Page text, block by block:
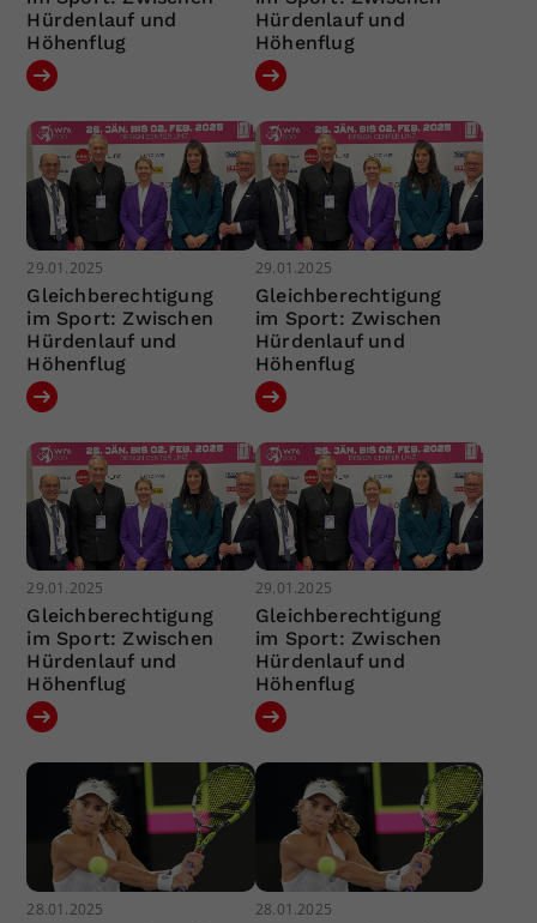
Hürdenlauf und
Höhenflug
Hürdenlauf und
Höhenflug
29.01.2025
Gleichberechtigung
im Sport: Zwischen
Hürdenlauf und
Höhenflug
29.01.2025
Gleichberechtigung
im Sport: Zwischen
Hürdenlauf und
Höhenflug
29.01.2025
Gleichberechtigung
im Sport: Zwischen
Hürdenlauf und
Höhenflug
29.01.2025
Gleichberechtigung
im Sport: Zwischen
Hürdenlauf und
Höhenflug
28.01.2025 28.01.2025